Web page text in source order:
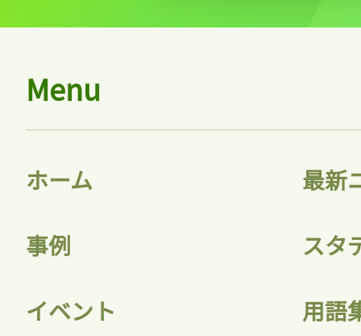
Menu
ホーム 最新
事例 スタ
イベント 用語